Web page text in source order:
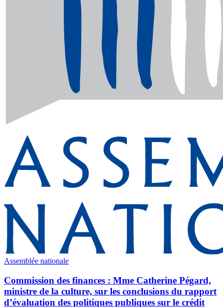
Assemblée nationale
Commission des finances : Mme Catherine Pégard,
ministre de la culture, sur les conclusions du rapport
d’évaluation des politiques publiques sur le crédit